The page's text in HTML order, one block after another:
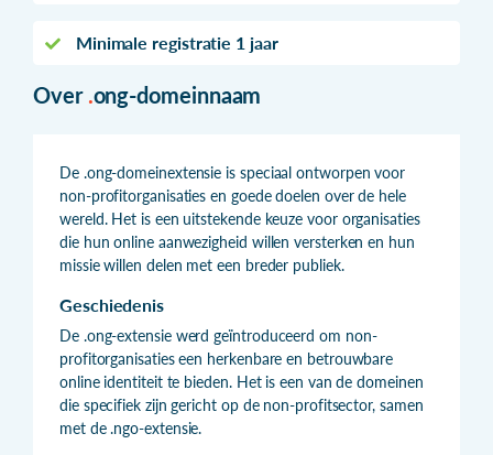
Minimale registratie 1 jaar
Over .ong-domeinnaam
De .ong-domeinextensie is speciaal ontworpen voor
non-profitorganisaties en goede doelen over de hele
wereld. Het is een uitstekende keuze voor organisaties
die hun online aanwezigheid willen versterken en hun
missie willen delen met een breder publiek.
Geschiedenis
De .ong-extensie werd geïntroduceerd om non-
profitorganisaties een herkenbare en betrouwbare
online identiteit te bieden. Het is een van de domeinen
die specifiek zijn gericht op de non-profitsector, samen
met de .ngo-extensie.